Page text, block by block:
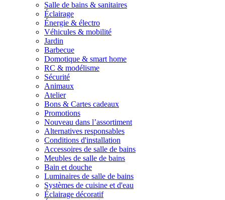
Salle de bains & sanitaires
Éclairage
Énergie & électro
Véhicules & mobilité
Jardin
Barbecue
Domotique & smart home
RC & modélisme
Sécurité
Animaux
Atelier
Bons & Cartes cadeaux
Promotions
Nouveau dans l’assortiment
Alternatives responsables
Conditions d'installation
Accessoires de salle de bains
Meubles de salle de bains
Bain et douche
Luminaires de salle de bains
Systèmes de cuisine et d'eau
Éclairage décoratif